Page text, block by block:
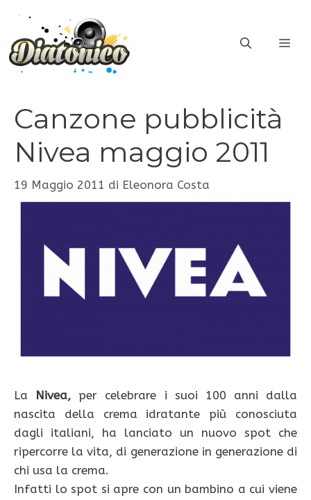
contenuto
Canzone pubblicità
Nivea maggio 2011
19 Maggio 2011 di Eleonora Costa
La Nivea, per celebrare i suoi 100 anni dalla
nascita della crema idratante più conosciuta
dagli italiani, ha lanciato un nuovo spot che
ripercorre la vita, di generazione in generazione di
chi usa la crema.
Infatti lo spot si apre con un bambino a cui viene